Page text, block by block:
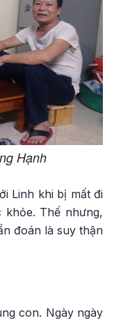
Hạnh
Linh khi bị mất đi
Thế nhưng,
đoán là suy thận
con. Ngày ngày